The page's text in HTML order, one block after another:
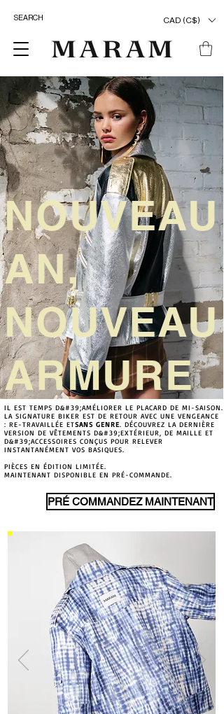
CAD (C$)
NOUVEAU
AN,
NOUVEAU
ARMURE
IL EST TEMPS D&#39;AMÉLIORER LE PLACARD DE MI-SAISON.
LA SIGNATURE BIKER EST DE RETOUR AVEC UNE VENGEANCE
: RE-TRAVAILLÉE ETSANS GENRE. DÉCOUVREZ LA DERNIÈRE
VERSION DE VÊTEMENTS D&#39;EXTÉRIEUR, DE MAILLE ET
D&#39;ACCESSOIRES CONÇUS POUR RELEVER
INSTANTANÉMENT VOS BASIQUES.
PIÈCES EN ÉDITION LIMITÉE.
MAINTENANT DISPONIBLE EN PRÉ-COMMANDE.
PRÉ COMMANDEZ MAINTENANT